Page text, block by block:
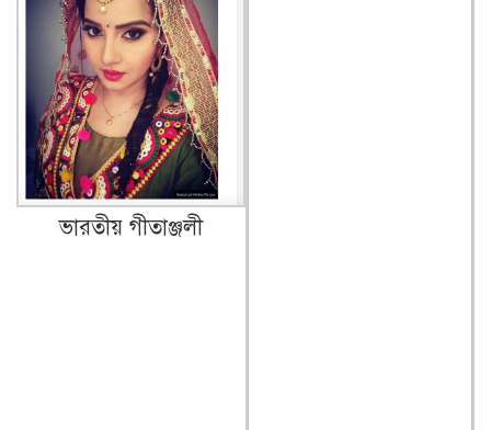
ভারতীয় গীতাঞ্জলী